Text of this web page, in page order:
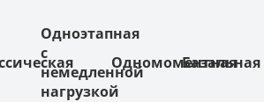
Одноэтапная
с
немедленной
нагрузкой
Одномоментная
Базальная